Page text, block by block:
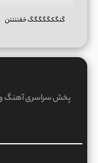
گنگکگگگگگ خفننننن
پخش سراسری آهنگ و